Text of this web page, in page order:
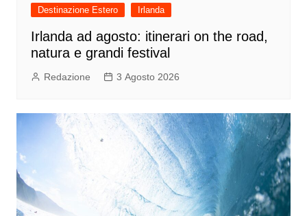
Destinazione Estero Irlanda
Irlanda ad agosto: itinerari on the road,
natura e grandi festival
Redazione 3 Agosto 2026